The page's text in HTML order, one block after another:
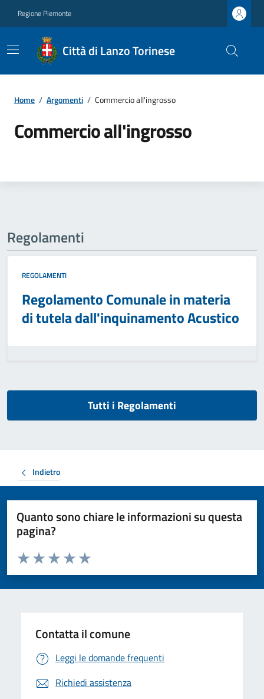
Regione Piemonte
Città di Lanzo Torinese
Home / Argomenti / Commercio all'ingrosso
Commercio all'ingrosso
Regolamenti
REGOLAMENTI
Regolamento Comunale in materia
di tutela dall'inquinamento Acustico
Tutti i Regolamenti
Indietro
Quanto sono chiare le informazioni su questa
pagina?
Valuta da 1 a 5 stelle la pagina
Valuta 5 stelle su 5
Valuta 4 stelle su 5
Valuta 3 stelle su 5
Valuta 2 stelle su 5
Valuta 1 stelle su 5
Contatta il comune
Leggi le domande frequenti
Richiedi assistenza